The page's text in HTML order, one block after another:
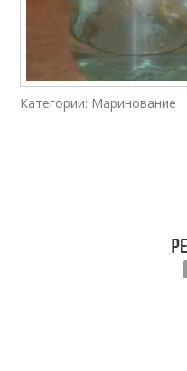
Категории: Маринование